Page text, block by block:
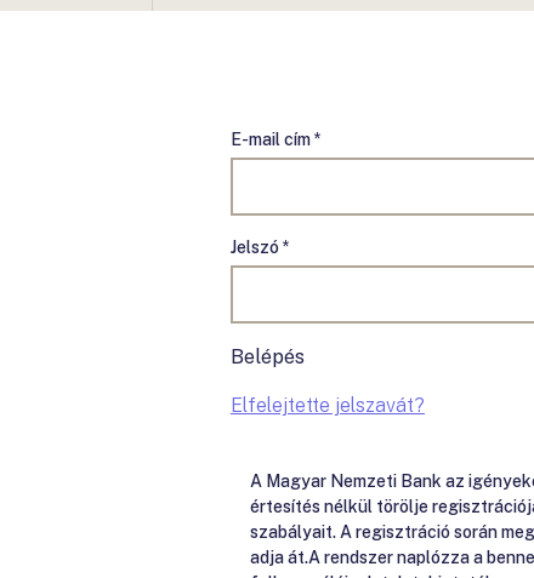
E-mail cím *
Jelszó *
Belépés
Elfelejtette jelszavát?
A Magyar Nemzeti Bank az
értesítés nélkül törölje
szabályait. A regisztráció során
adja át.A rendszer naplózza a